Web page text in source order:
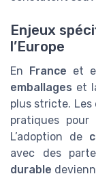
Enjeux
l’Europe
En France et
emballages et
plus stricte.
pratiques pour
L’adoption de
avec des
durable